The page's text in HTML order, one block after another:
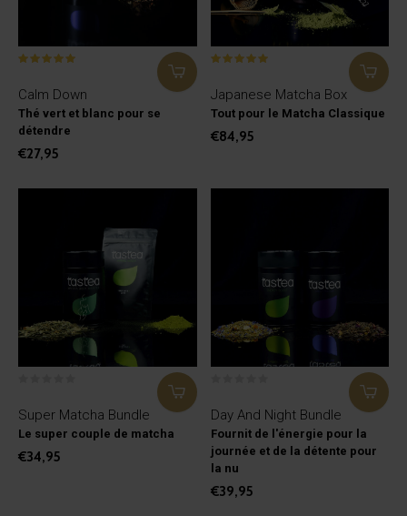
Calm Down
Thé vert et blanc pour se
détendre
€27,95
Japanese Matcha Box
Tout pour le Matcha Classique
€84,95
Super Matcha Bundle
Le super couple de matcha
€34,95
Day And Night Bundle
Fournit de l'énergie pour la
journée et de la détente pour
la nu
€39,95